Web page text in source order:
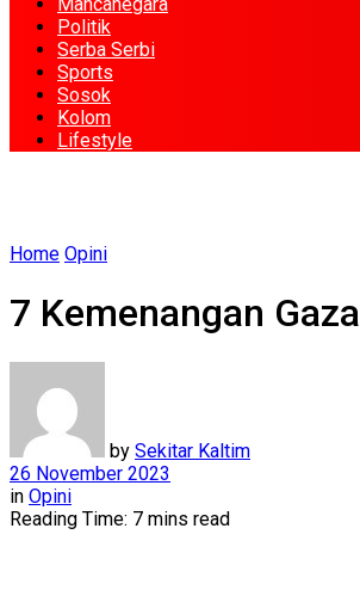
Politik
Serba Serbi
Sports
Sosok
Kolom
Lifestyle
Home Opini
7 Kemenangan Gaza
by Sekitar Kaltim
26 November 2023
in Opini
Reading Time: 7 mins read